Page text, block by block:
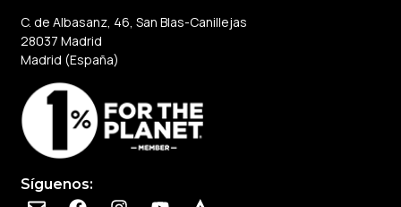
C. de Albasanz, 46, San Blas-Canillejas
28037 Madrid
Madrid (España)
Síguenos: